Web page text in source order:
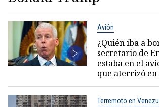
Avión
¿Quién iba a
secretario de
estaba en el
que aterrizó
Terremoto en